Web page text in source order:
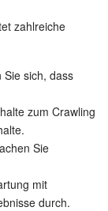
zahlreiche
Sie sich, dass
zum Crawling
Sie
mit
durch.